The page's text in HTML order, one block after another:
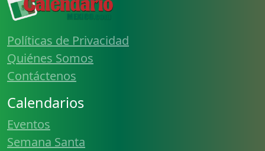
Políticas de Privacidad
Quiénes Somos
Contáctenos
Calendarios
Eventos
Semana Santa